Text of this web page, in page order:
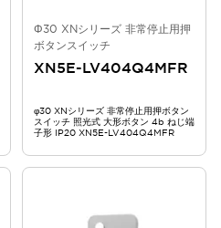
Φ30 XNシリーズ 非常停止用押
ボタンスイッチ
XN5E-LV404Q4MFR
φ30 XNシリーズ 非常停止用押ボタン
スイッチ 照光式 大形ボタン 4b ねじ端
子形 IP20 XN5E-LV404Q4MFR